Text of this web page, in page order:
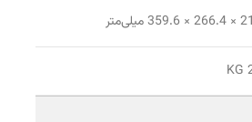
میلی‌متر